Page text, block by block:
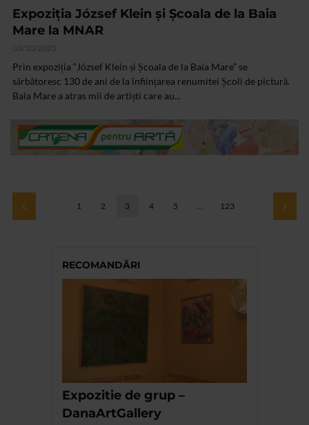
Expoziția József Klein și Școala de la Baia
Mare la MNAR
03/10/2025
Prin expoziția “József Klein și Școala de la Baia Mare” se
sărbătoresc 130 de ani de la înființarea renumitei Școli de pictură.
Baia Mare a atras mii de artiști care au...
1 2 3 4 5 123
RECOMANDĂRI
Expozitie de grup –
DanaArtGallery